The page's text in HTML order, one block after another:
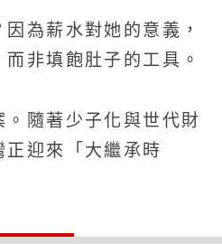
為薪水對她的意義，
非填飽肚子的工具。
隨著少子化與世代財
正迎來「大繼承時